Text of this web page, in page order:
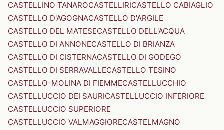
CASTELLINO TANAROCASTELLIRICASTELLO CABIAGLIO
CASTELLO D'AGOGNACASTELLO D'ARGILE
CASTELLO DEL MATESECASTELLO DELL'ACQUA
CASTELLO DI ANNONECASTELLO DI BRIANZA
CASTELLO DI CISTERNACASTELLO DI GODEGO
CASTELLO DI SERRAVALLECASTELLO TESINO
CASTELLO-MOLINA DI FIEMMECASTELLUCCHIO
CASTELLUCCIO DEI SAURICASTELLUCCIO INFERIORE
CASTELLUCCIO SUPERIORE
CASTELLUCCIO VALMAGGIORECASTELMAGNO